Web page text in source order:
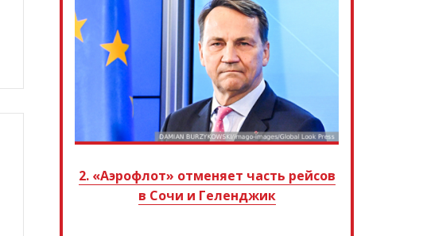
2. «Аэрофлот» отменяет часть рейсов
в Сочи и Геленджик